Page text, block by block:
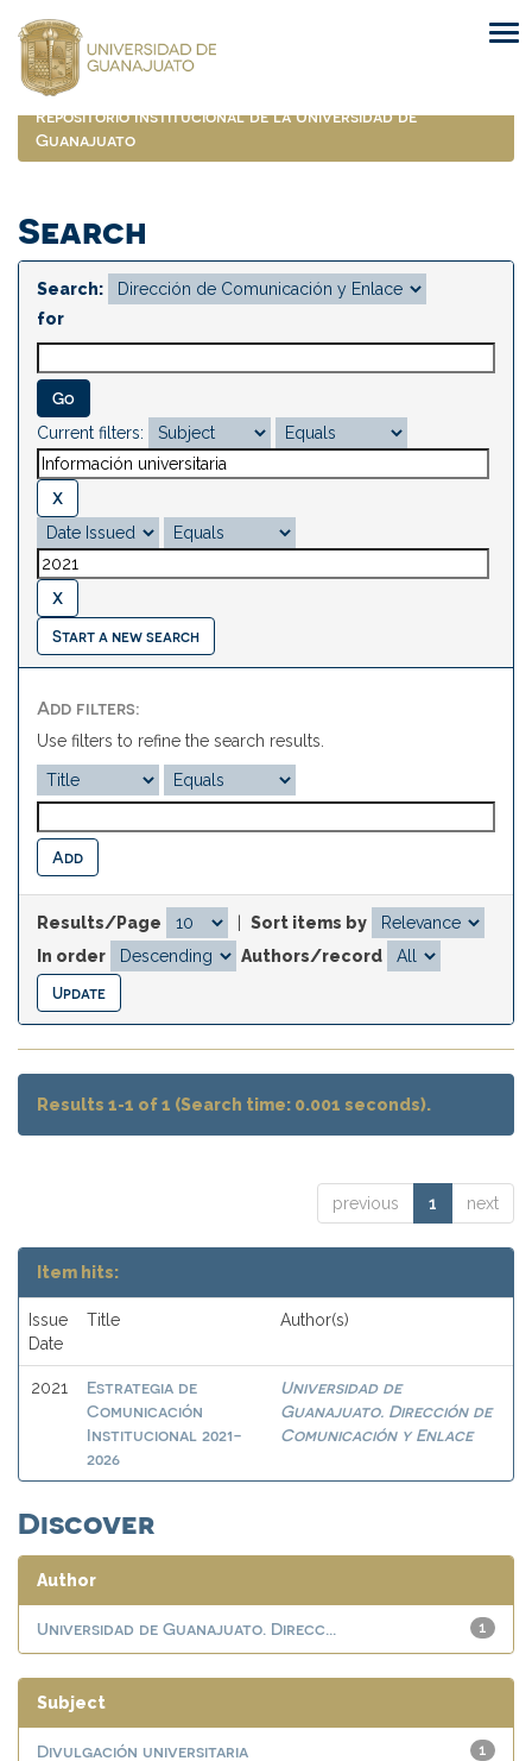
navigation
Repositorio Institucional de la Universidad de
Guanajuato
Search
Search:
for
Current filters:
Start a new search
Add filters:
Use filters to refine the search results.
Results/Page
Sort items by
In order
Authors/record
Results 1-1 of 1 (Search time: 0.001 seconds).
previous 1 next
Item hits:
Issue
Date
Title Author(s)
2021
Estrategia de
Comunicación
Institucional 2021-
2026
Universidad de
Guanajuato. Dirección de
Comunicación y Enlace
Discover
Author
1
Universidad de Guanajuato. Direcc...
Subject
1
Divulgación universitaria